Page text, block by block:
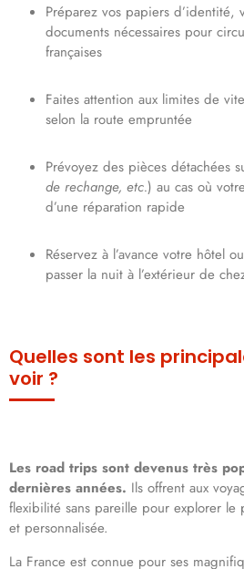
Préparez vos papiers d’identité,
documents nécessaires pour
françaises
Faites attention aux limites de
selon la route empruntée
Prévoyez des pièces détachées
de rechange, etc.) au cas où
d’une réparation rapide
Réservez à l’avance votre hôtel
passer la nuit à l’extérieur de
Quelles sont les
voir ?
Les road trips sont devenus très
dernières années. Ils offrent aux
flexibilité sans pareille pour explorer le
et personnalisée.
La France est connue pour ses